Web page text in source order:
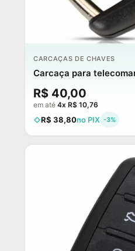
CARCAÇAS DE CHAVES
Carcaça para
R$ 40,00
em até 4x R$ 10,76
R$ 38,80no PIX -3%